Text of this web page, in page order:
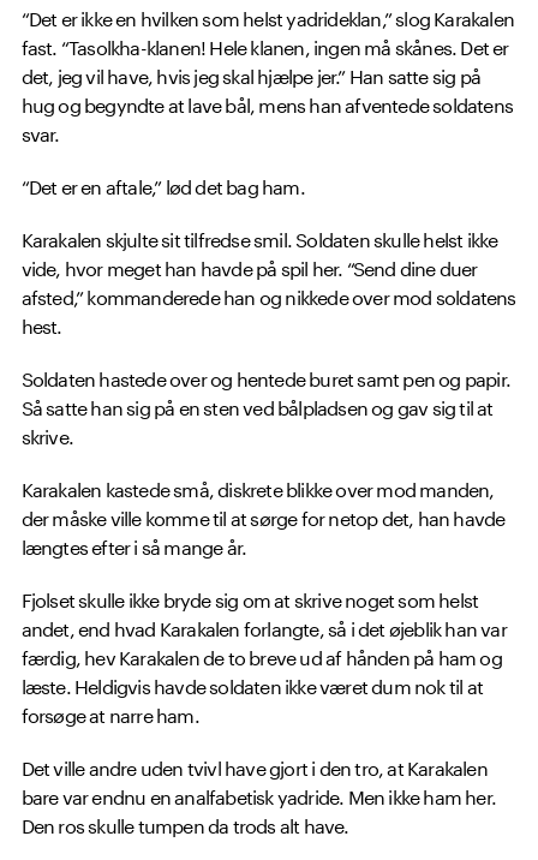
“Det er ikke en hvilken som helst yadrideklan,” slog Karakalen
fast. “Tasolkha-klanen! Hele klanen, ingen må skånes. Det er
det, jeg vil have, hvis jeg skal hjælpe jer.” Han satte sig på
hug og begyndte at lave bål, mens han afventede soldatens
svar.
“Det er en aftale,” lød det bag ham.
Karakalen skjulte sit tilfredse smil. Soldaten skulle helst ikke
vide, hvor meget han havde på spil her. “Send dine duer
afsted,” kommanderede han og nikkede over mod soldatens
hest.
Soldaten hastede over og hentede buret samt pen og papir.
Så satte han sig på en sten ved bålpladsen og gav sig til at
skrive.
Karakalen kastede små, diskrete blikke over mod manden,
der måske ville komme til at sørge for netop det, han havde
længtes efter i så mange år.
Fjolset skulle ikke bryde sig om at skrive noget som helst
andet, end hvad Karakalen forlangte, så i det øjeblik han var
færdig, hev Karakalen de to breve ud af hånden på ham og
læste. Heldigvis havde soldaten ikke været dum nok til at
forsøge at narre ham.
Det ville andre uden tvivl have gjort i den tro, at Karakalen
bare var endnu en analfabetisk yadride. Men ikke ham her.
Den ros skulle tumpen da trods alt have.